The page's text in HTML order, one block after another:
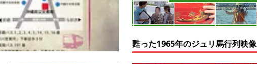
甦った1965年のジュリ馬行列映像